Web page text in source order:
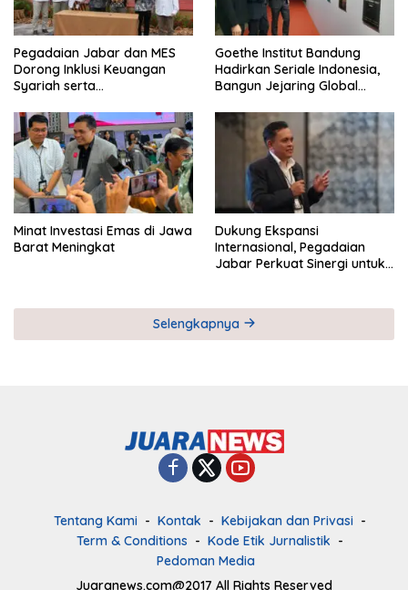
Pegadaian Jabar dan MES
Dorong Inklusi Keuangan
Syariah serta
Goethe Institut Bandung
Hadirkan Seriale Indonesia,
Bangun Jejaring Global
Minat Investasi Emas di Jawa
Barat Meningkat
Dukung Ekspansi
Internasional, Pegadaian
Jabar Perkuat Sinergi untuk
Selengkapnya
Tentang Kami Kontak
Kebijakan dan Privasi
Term & Conditions
Kode Etik Jurnalistik
Pedoman Media
Juaranews.com@2017 All Rights Reserved